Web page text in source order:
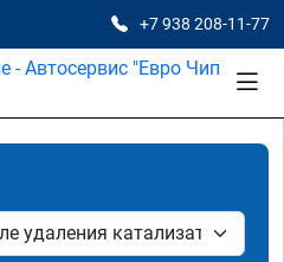
+7 938 208-11-77